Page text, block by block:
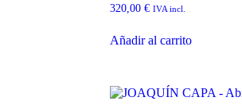
320,00 € IVA incl.
Añadir al carrito